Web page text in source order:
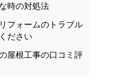
時の対処法
フォームのトラブル
ださい
屋根工事の口コミ評